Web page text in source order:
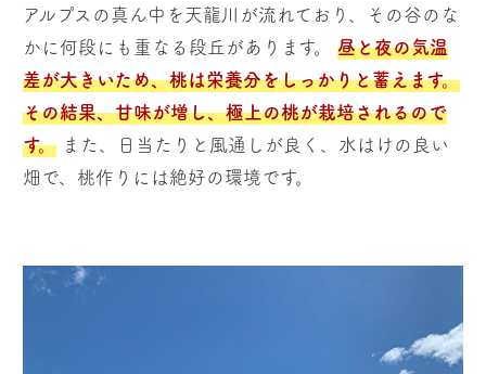
アルプスの真ん中を天龍川が流れており、その谷のな
かに何段にも重なる段丘があります。 昼と夜の気温
差が大きいため、桃は栄養分をしっかりと蓄えます。
その結果、甘味が増し、極上の桃が栽培されるので
す。 また、日当たりと風通しが良く、水はけの良い
畑で、桃作りには絶好の環境です。